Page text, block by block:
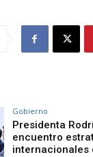
Gobierno
Presidenta
encuentro
internacionales